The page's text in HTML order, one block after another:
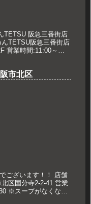
TETSU 阪急三番街店
TETSU阪急三番街店
営業時間:11:00～
市北区
ございます！！ 店舗
区国分寺2-2-41 営業
※スープがなくなり